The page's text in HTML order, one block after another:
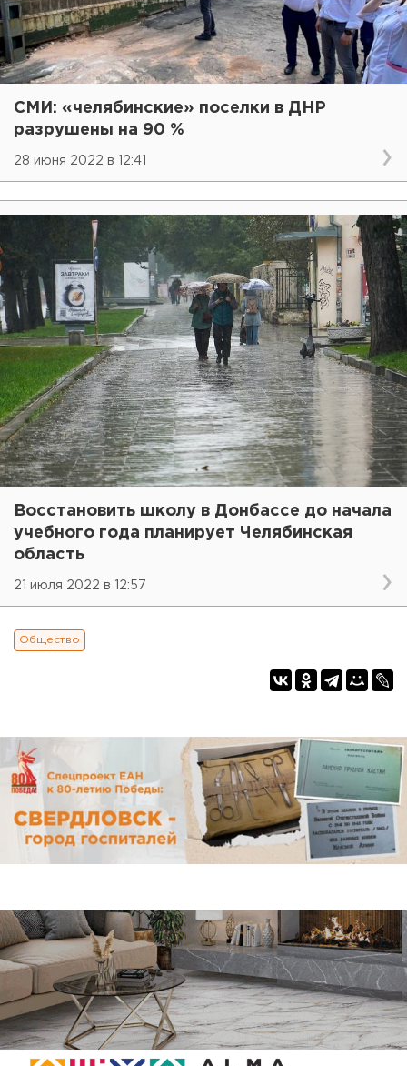
СМИ: «челябинские» поселки в ДНР
разрушены на 90 %
28 июня 2022 в 12:41
Восстановить школу в Донбассе до начала
учебного года планирует Челябинская
область
21 июля 2022 в 12:57
Общество